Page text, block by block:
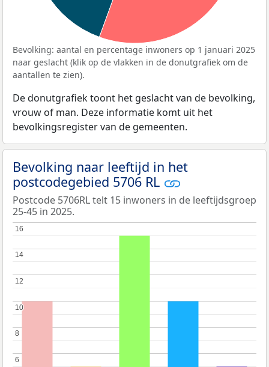
Bevolking: aantal en percentage inwoners op 1 januari 2025
naar geslacht (klik op de vlakken in de donutgrafiek om de
aantallen te zien).
De donutgrafiek toont het geslacht van de bevolking,
vrouw of man. Deze informatie komt uit het
bevolkingsregister van de gemeenten.
Bevolking naar leeftijd in het
postcodegebied 5706 RL
Postcode 5706RL telt 15 inwoners in de leeftijdsgroep
25-45 in 2025.
6
6
8
8
10
10
12
12
14
14
16
16